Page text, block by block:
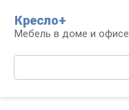
контенту
Кресло+
Мебель в доме и офисе